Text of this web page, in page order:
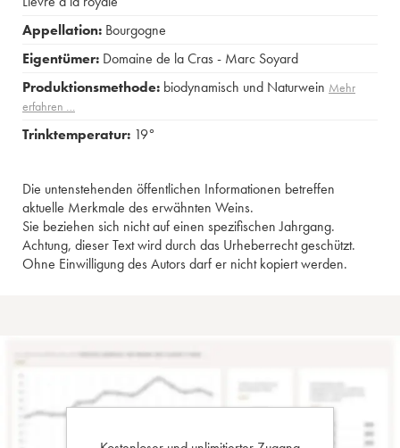
Appellation: Bourgogne
Eigentümer: Domaine de la Cras - Marc Soyard
Produktionsmethode: biodynamisch und Naturwein Mehr
erfahren …
Trinktemperatur: 19°
Die untenstehenden öffentlichen Informationen betreffen
aktuelle Merkmale des erwähnten Weins.
Sie beziehen sich nicht auf einen spezifischen Jahrgang.
Achtung, dieser Text wird durch das Urheberrecht geschützt.
Ohne Einwilligung des Autors darf er nicht kopiert werden.